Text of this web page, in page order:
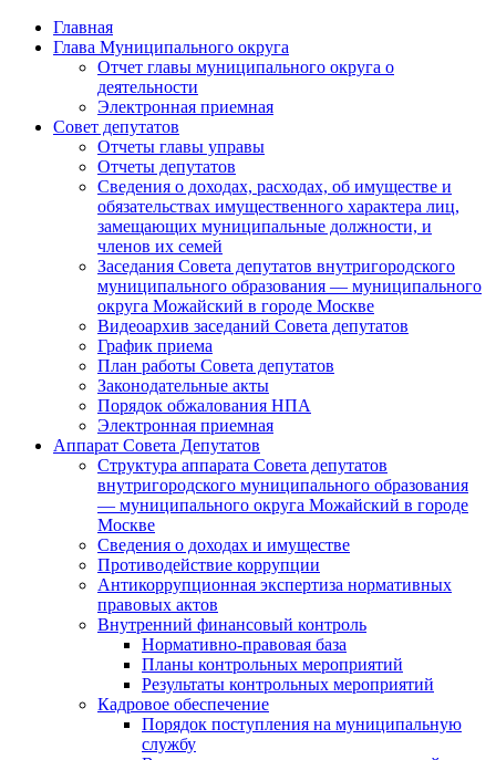
Главная
Глава Муниципального округа
Отчет главы муниципального округа о
деятельности
Электронная приемная
Совет депутатов
Отчеты главы управы
Отчеты депутатов
Сведения о доходах, расходах, об имуществе и
обязательствах имущественного характера лиц,
замещающих муниципальные должности, и
членов их семей
Заседания Совета депутатов внутригородского
муниципального образования — муниципального
округа Можайский в городе Москве
Видеоархив заседаний Совета депутатов
График приема
План работы Совета депутатов
Законодательные акты
Порядок обжалования НПА
Электронная приемная
Аппарат Совета Депутатов
Структура аппарата Совета депутатов
внутригородского муниципального образования
— муниципального округа Можайский в городе
Москве
Сведения о доходах и имуществе
Противодействие коррупции
Антикоррупционная экспертиза нормативных
правовых актов
Внутренний финансовый контроль
Нормативно-правовая база
Планы контрольных мероприятий
Результаты контрольных мероприятий
Кадровое обеспечение
Порядок поступления на муниципальную
службу